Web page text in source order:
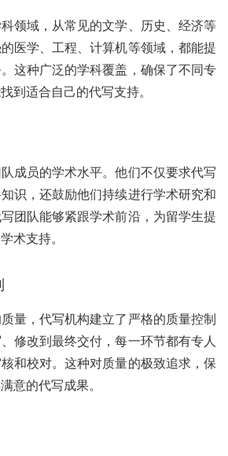
领域，从常见的文学、历史、经济等
医学、工程、计算机等领域，都能提
这种广泛的学科覆盖，确保了不同专
到适合自己的代写支持。
成员的学术水平。他们不仅要求代写
识，还鼓励他们持续进行学术研究和
团队能够紧跟学术前沿，为留学生提
术支持。
量，代写机构建立了严格的质量控制
修改到最终交付，每一环节都有专人
和校对。这种对质量的极致追求，保
意的代写成果。